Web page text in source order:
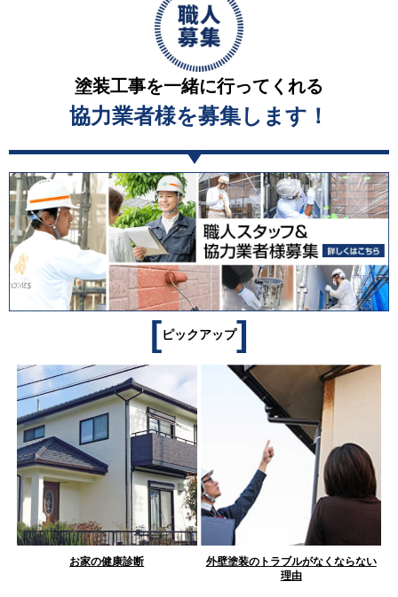
塗装工事を一緒に行ってくれる
協力業者様を募集します！
[ピックアップ]
お家の健康診断
外壁塗装のトラブルがなくならない
理由